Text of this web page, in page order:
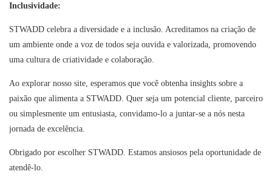
Inclusividade:
STWADD celebra a diversidade e a inclusão. Acreditamos na criação de
um ambiente onde a voz de todos seja ouvida e valorizada, promovendo
uma cultura de criatividade e colaboração.
Ao explorar nosso site, esperamos que você obtenha insights sobre a
paixão que alimenta a STWADD. Quer seja um potencial cliente, parceiro
ou simplesmente um entusiasta, convidamo-lo a juntar-se a nós nesta
jornada de excelência.
Obrigado por escolher STWADD. Estamos ansiosos pela oportunidade de
atendê-lo.